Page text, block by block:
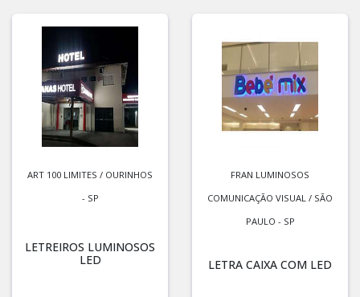
ART 100 LIMITES / OURINHOS
- SP
LETREIROS LUMINOSOS
LED
FRAN LUMINOSOS
COMUNICAÇÃO VISUAL / SÃO
PAULO - SP
LETRA CAIXA COM LED